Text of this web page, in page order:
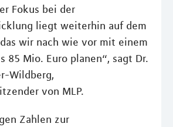
Fokus bei der
liegt weiterhin auf dem
wir nach wie vor mit einem
85 Mio. Euro planen“, sagt Dr.
Wildberg,
von MLP.
Zahlen zur